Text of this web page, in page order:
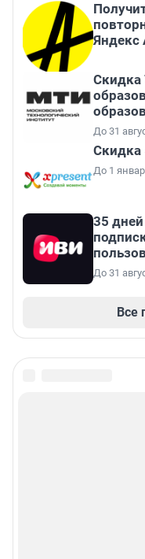
Скидка
До 31
Скидка
До 1
35
До 31
Все